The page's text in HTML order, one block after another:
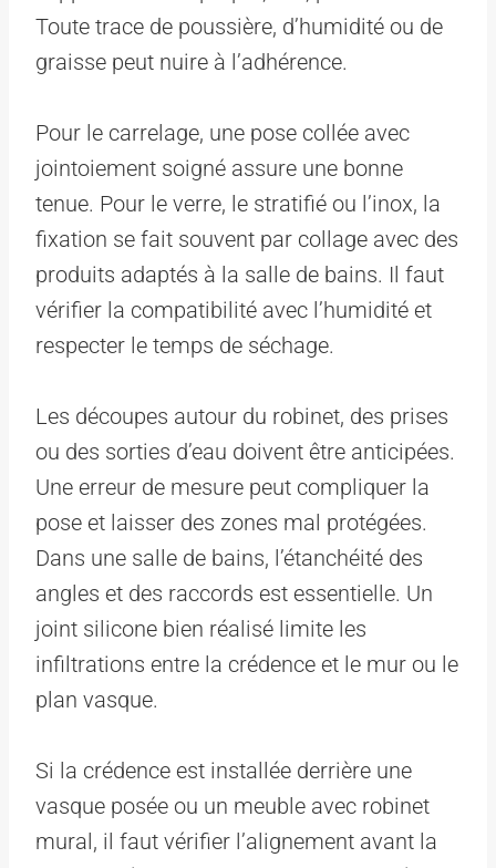
Toute trace de poussière, d’humidité ou de
graisse peut nuire à l’adhérence.
Pour le carrelage, une pose collée avec
jointoiement soigné assure une bonne
tenue. Pour le verre, le stratifié ou l’inox, la
fixation se fait souvent par collage avec des
produits adaptés à la salle de bains. Il faut
vérifier la compatibilité avec l’humidité et
respecter le temps de séchage.
Les découpes autour du robinet, des prises
ou des sorties d’eau doivent être anticipées.
Une erreur de mesure peut compliquer la
pose et laisser des zones mal protégées.
Dans une salle de bains, l’étanchéité des
angles et des raccords est essentielle. Un
joint silicone bien réalisé limite les
infiltrations entre la crédence et le mur ou le
plan vasque.
Si la crédence est installée derrière une
vasque posée ou un meuble avec robinet
mural, il faut vérifier l’alignement avant la